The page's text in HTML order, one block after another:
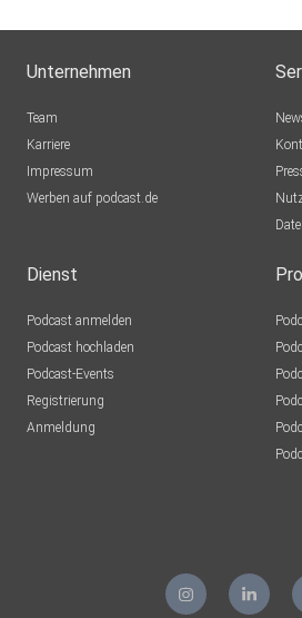
Unternehmen
Team
Karriere
Impressum
Werben auf podcast.de
Dienst
Podcast anmelden
Podcast hochladen
Podcast-Events
Registrierung
Anmeldung